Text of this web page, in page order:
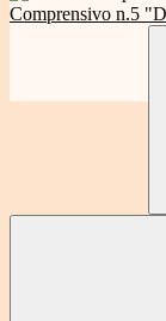
Comprensivo n.5